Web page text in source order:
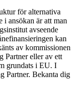
för alternativa
i ansökan är att man
avseende
kan
av kommissionen
Partner eller av ett
grundats i EU. I
Partner. Bekanta dig